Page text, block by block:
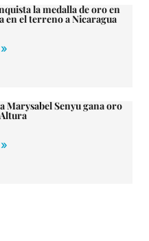
la medalla de oro en
en el terreno a Nicaragua
Marysabel Senyu gana oro